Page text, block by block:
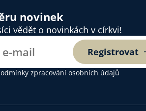
novinek
vědět o novinkách v církvi!
Registrovat
zpracování osobních údajů